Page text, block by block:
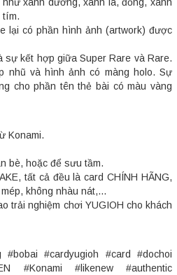
tím.
lại có phần hình ảnh (artwork) được
sự kết hợp giữa Super Rare và Rare.
nhũ và hình ảnh có màng holo. Sự
cho phần tên thẻ bài có màu vàng
Konami.
bè, hoặc để sưu tầm.
tất cả đều là card CHÍNH HÃNG,
không nhàu nát,...
trải nghiệm chơi YUGIOH cho khách
#bobai #cardyugioh #card #dochoi
#Konami #likenew #authentic